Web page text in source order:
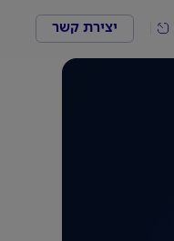
יצירת קשר